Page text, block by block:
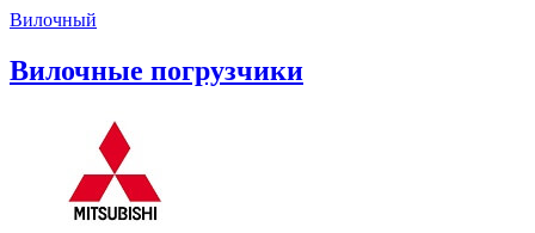
Вилочный
Вилочные погрузчики